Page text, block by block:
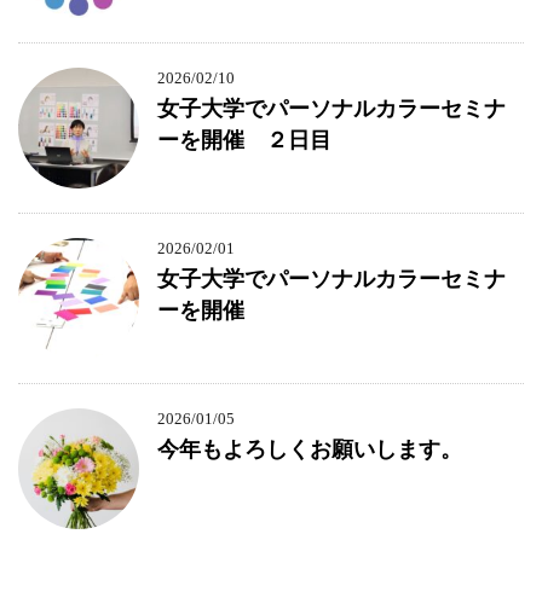
2026/02/10
女子大学でパーソナルカラーセミナ
ーを開催 ２日目
2026/02/01
女子大学でパーソナルカラーセミナ
ーを開催
2026/01/05
今年もよろしくお願いします。